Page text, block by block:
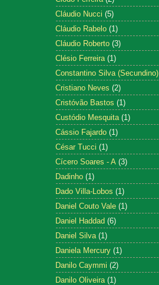
Cláudio Nucci (5)
Cláudio Rabelo (1)
Cláudio Roberto (3)
Clésio Ferreira (1)
Constantino Silva (Secundino)
Cristiano Neves (2)
Cristóvão Bastos (1)
Custódio Mesquita (1)
Cássio Fajardo (1)
César Tucci (1)
Cícero Soares - A (3)
Dadinho (1)
Dado Villa-Lobos (1)
Daniel Couto Vale (1)
Daniel Haddad (6)
Daniel Silva (1)
Daniela Mercury (1)
Danilo Caymmi (2)
Danilo Oliveira (1)